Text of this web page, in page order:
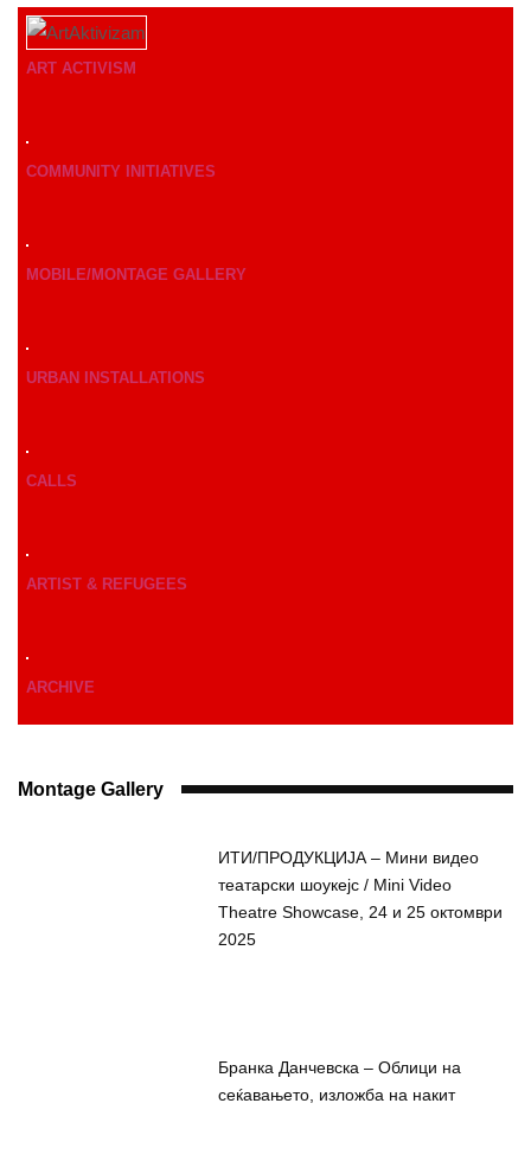
ART ACTIVISM
COMMUNITY INITIATIVES
MOBILE/MONTAGE GALLERY
URBAN INSTALLATIONS
CALLS
ARTIST & REFUGEES
ARCHIVE
Montage Gallery
ИТИ/ПРОДУКЦИЈА – Мини видео
театарски шоукејс / Mini Video
Theatre Showcase, 24 и 25 октомври
2025
Бранка Данчевска – Облици на
сеќавањето, изложба на накит